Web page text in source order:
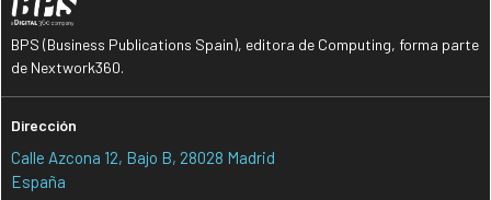
BPS (Business Publications Spain), editora de Computing, forma parte
de Nextwork360.
Dirección
Calle Azcona 12, Bajo B, 28028 Madrid
España